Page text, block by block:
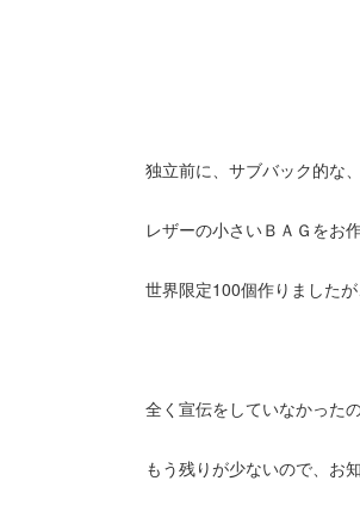
独立前に、サブバック的な、
レザーの小さいＢＡＧをお
世界限定100個作りました
全く宣伝をしていなかったの
もう残りが少ないので、お